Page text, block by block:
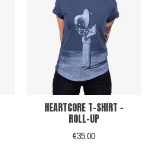
HEARTCORE T-SHIRT -
ROLL-UP
€35,00